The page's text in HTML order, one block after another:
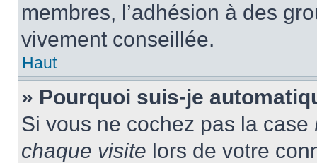
membres, l’adhésion à des
vivement conseillée.
Haut
» Pourquoi suis-je
Si vous ne cochez pas la case
chaque visite lors de votre